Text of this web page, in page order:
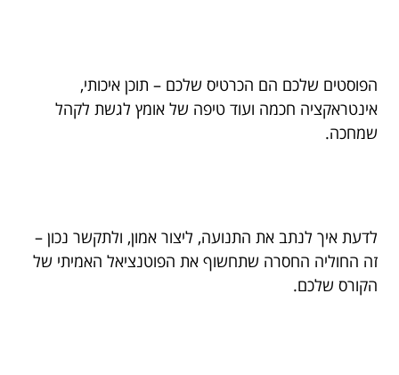
הפוסטים שלכם הם הכרטיס שלכם – תוכן איכותי,
אינטראקציה חכמה ועוד טיפה של אומץ לגשת לקהל
שמחכה.
לדעת איך לנתב את התנועה, ליצור אמון, ולתקשר נכון –
זה החוליה החסרה שתחשוף את הפוטנציאל האמיתי של
הקורס שלכם.